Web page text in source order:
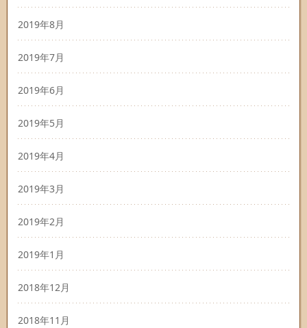
2019年8月
2019年7月
2019年6月
2019年5月
2019年4月
2019年3月
2019年2月
2019年1月
2018年12月
2018年11月